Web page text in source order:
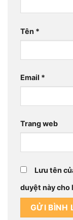
Tên *
Email *
Trang web
Lưu tên
duyệt này cho